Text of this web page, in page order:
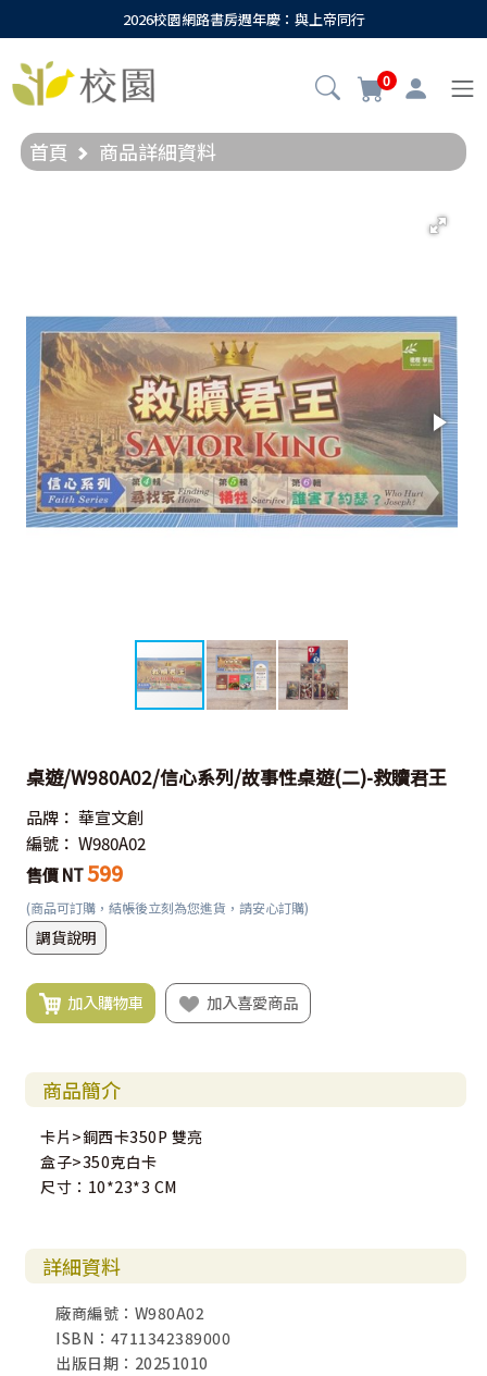
2026校園網路書房週年慶：與上帝同行
0
首頁 商品詳細資料
桌遊/W980A02/信心系列/故事性桌遊(二)-救贖君王
品牌： 華宣文創
編號： W980A02
售價 NT599
(商品可訂購，結帳後立刻為您進貨，請安心訂購)
調貨說明
加入購物車 加入喜愛商品
商品簡介
卡片>銅西卡350P 雙亮
盒子>350克白卡
尺寸：10*23*3 CM
詳細資料
廠商編號：W980A02
ISBN：4711342389000
出版日期：20251010